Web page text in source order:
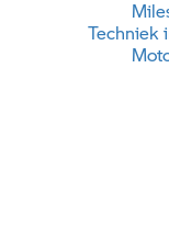
Techniek